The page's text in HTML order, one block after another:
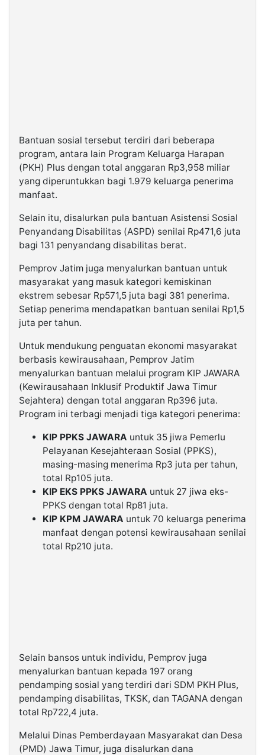
Bantuan sosial tersebut terdiri dari beberapa
program, antara lain Program Keluarga Harapan
(PKH) Plus dengan total anggaran Rp3,958 miliar
yang diperuntukkan bagi 1.979 keluarga penerima
manfaat.
Selain itu, disalurkan pula bantuan Asistensi Sosial
Penyandang Disabilitas (ASPD) senilai Rp471,6 juta
bagi 131 penyandang disabilitas berat.
Pemprov Jatim juga menyalurkan bantuan untuk
masyarakat yang masuk kategori kemiskinan
ekstrem sebesar Rp571,5 juta bagi 381 penerima.
Setiap penerima mendapatkan bantuan senilai Rp1,5
juta per tahun.
Untuk mendukung penguatan ekonomi masyarakat
berbasis kewirausahaan, Pemprov Jatim
menyalurkan bantuan melalui program KIP JAWARA
(Kewirausahaan Inklusif Produktif Jawa Timur
Sejahtera) dengan total anggaran Rp396 juta.
Program ini terbagi menjadi tiga kategori penerima:
KIP PPKS JAWARA untuk 35 jiwa Pemerlu
Pelayanan Kesejahteraan Sosial (PPKS),
masing-masing menerima Rp3 juta per tahun,
total Rp105 juta.
KIP EKS PPKS JAWARA untuk 27 jiwa eks-
PPKS dengan total Rp81 juta.
KIP KPM JAWARA untuk 70 keluarga penerima
manfaat dengan potensi kewirausahaan senilai
total Rp210 juta.
Selain bansos untuk individu, Pemprov juga
menyalurkan bantuan kepada 197 orang
pendamping sosial yang terdiri dari SDM PKH Plus,
pendamping disabilitas, TKSK, dan TAGANA dengan
total Rp722,4 juta.
Melalui Dinas Pemberdayaan Masyarakat dan Desa
(PMD) Jawa Timur, juga disalurkan dana